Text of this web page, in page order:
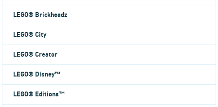
LEGO® Brickheadz
LEGO® City
LEGO® Creator
LEGO® Disney™
LEGO® Editions™